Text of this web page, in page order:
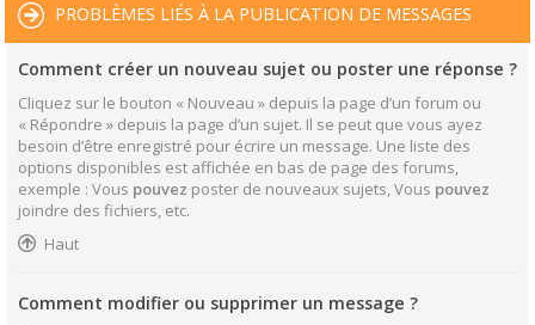
PROBLÈMES LIÉS À LA PUBLICATION DE MESSAGES
Comment créer un nouveau sujet ou poster une réponse ?
Cliquez sur le bouton « Nouveau » depuis la page d’un forum ou
« Répondre » depuis la page d’un sujet. Il se peut que vous ayez
besoin d’être enregistré pour écrire un message. Une liste des
options disponibles est affichée en bas de page des forums,
exemple : Vous pouvez poster de nouveaux sujets, Vous pouvez
joindre des fichiers, etc.
Haut
Comment modifier ou supprimer un message ?